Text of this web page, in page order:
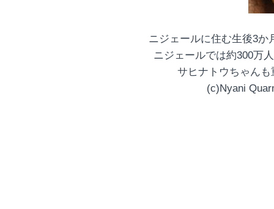
ニジェールに住む生後3か
ニジェールでは約300万
サヒナトウちゃん
(c)Nyani